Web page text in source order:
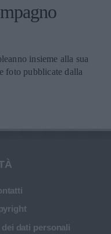
insieme alla sua
foto pubblicate dalla
dati personali